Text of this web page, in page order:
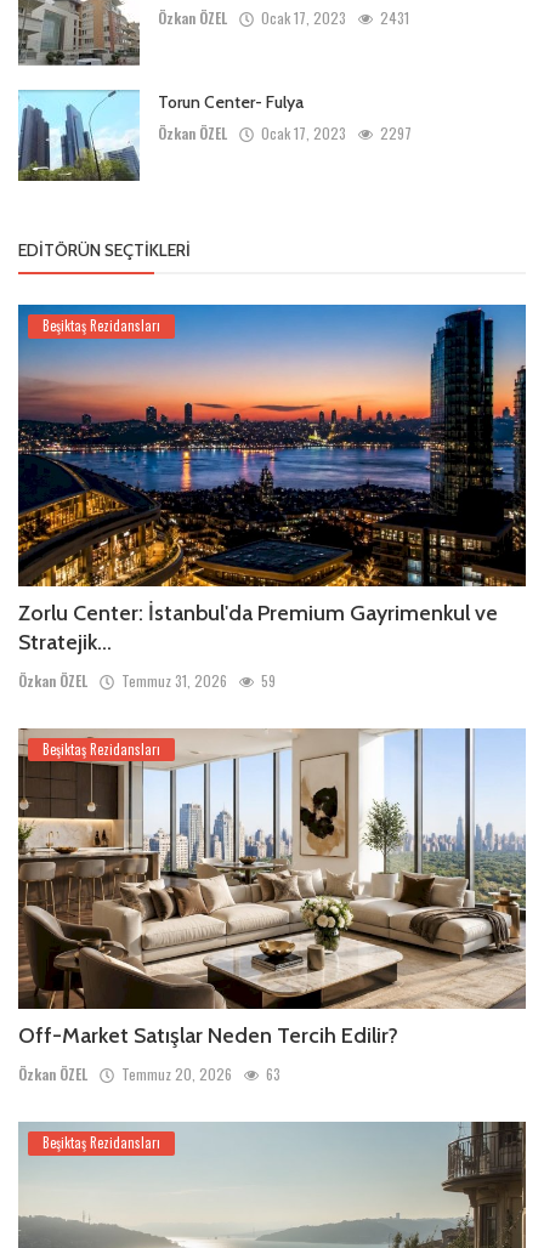
Özkan ÖZEL Ocak 17, 2023 2431
Torun Center- Fulya
Özkan ÖZEL Ocak 17, 2023 2297
EDITÖRÜN SEÇTIKLERI
Beşiktaş Rezidansları
Zorlu Center: İstanbul'da Premium Gayrimenkul ve
Stratejik...
Özkan ÖZEL Temmuz 31, 2026 59
Beşiktaş Rezidansları
Off-Market Satışlar Neden Tercih Edilir?
Özkan ÖZEL Temmuz 20, 2026 63
Beşiktaş Rezidansları